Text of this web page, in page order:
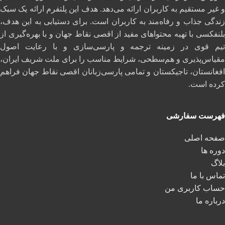
و غیر مستقیم به کاربران ارائه می‌دهد. هدف این پلتفرم ارائه یک سبک
زندگی جذاب و رفاه‌مند به کاربران است. برای دستیابی به این هدف،
بلنفکسی با تهیه محتواهای مفید از اقصی نقاط جهان و با بهره‌گیری از
تیم قوی در زمینه ترجمه و پارسی‌سازی و با رعایت اصول
مقیاس‌پذیری و هم‌سطحی، شرایط مناسب را برای ملت شریف ایران،
افغانستان، تاجیکستان و تمامی پارسی‌زبانان اقصی نقاط جهان فراهم
کرده است.
فهرست سفارشی
صفحه اصلی
دوره ها
بلاگ
تماس با ما
حساب کاربری من
درباره ما